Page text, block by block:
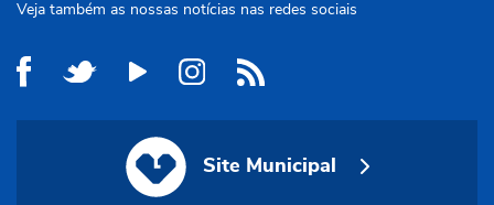
Veja também as nossas notícias nas redes sociais
Site Municipal